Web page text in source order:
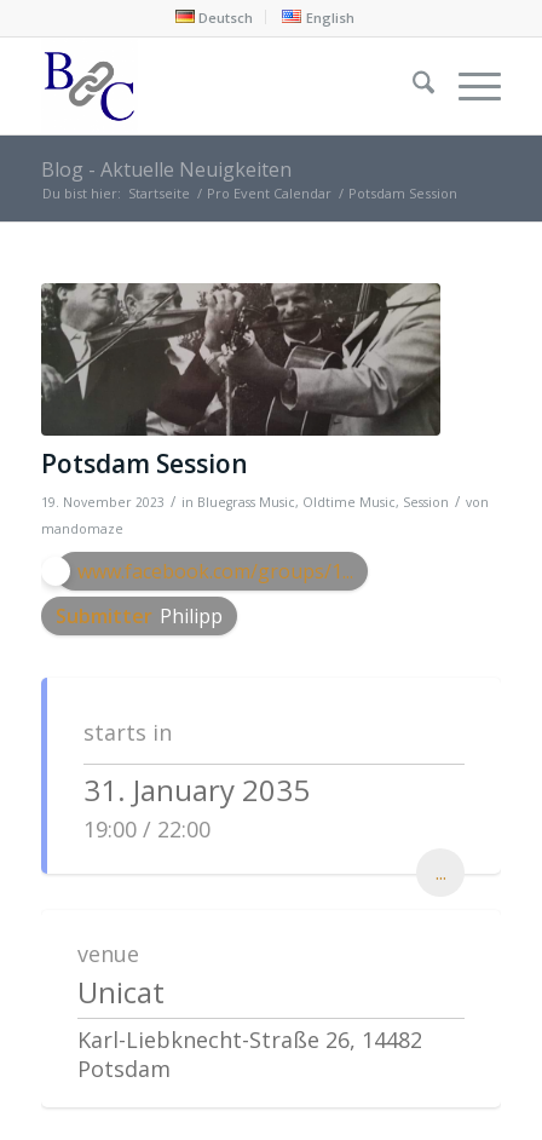
Deutsch English
Blog - Aktuelle Neuigkeiten
Du bist hier: Startseite / Pro Event Calendar / Potsdam Session
Potsdam Session
19. November 2023 / in Bluegrass Music, Oldtime Music, Session / von
mandomaze
www.facebook.com/groups/1...
Submitter Philipp
starts in
31. January 2035
19:00 / 22:00
...
venue
Unicat
Karl-Liebknecht-Straße 26, 14482
Potsdam